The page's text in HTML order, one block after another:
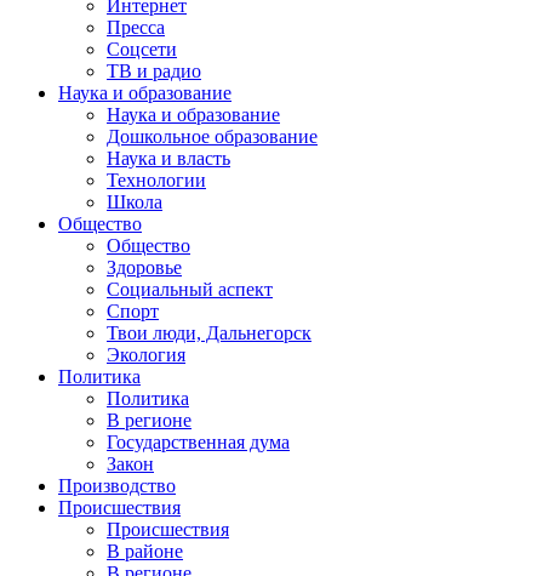
Интернет
Пресса
Соцсети
ТВ и радио
Наука и образование
Наука и образование
Дошкольное образование
Наука и власть
Технологии
Школа
Общество
Общество
Здоровье
Социальный аспект
Спорт
Твои люди, Дальнегорск
Экология
Политика
Политика
В регионе
Государственная дума
Закон
Производство
Происшествия
Происшествия
В районе